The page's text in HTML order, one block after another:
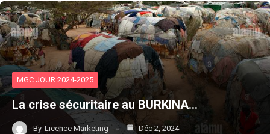
MGC JOUR 2024-2025
La crise sécuritaire au BURKINA…
By Licence Marketing Déc 2, 2024